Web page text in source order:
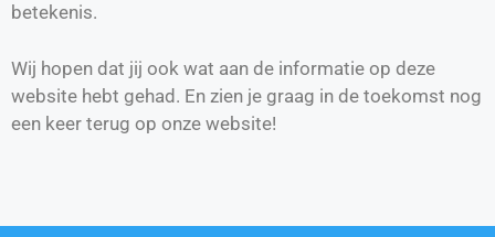
betekenis.
Wij hopen dat jij ook wat aan de informatie op deze
website hebt gehad. En zien je graag in de toekomst nog
een keer terug op onze website!